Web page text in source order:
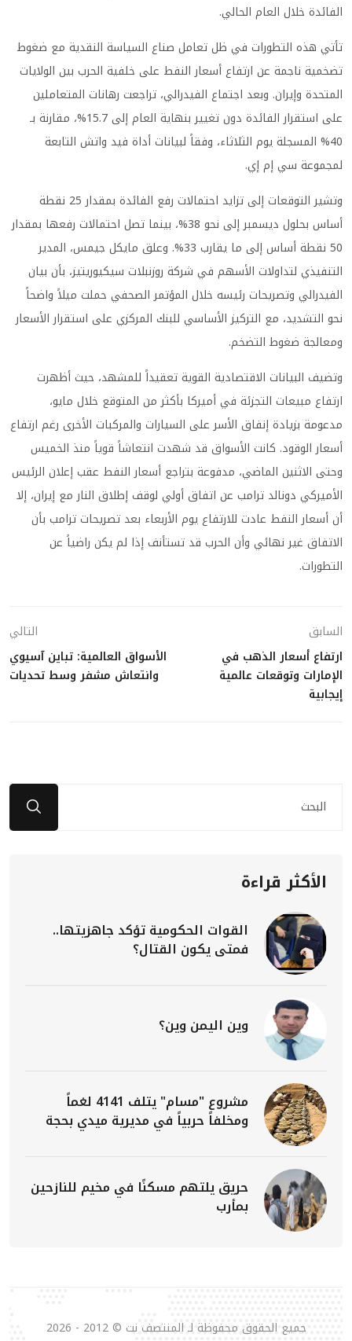
الفائدة خلال العام الحالي.
تأتي هذه التطورات في ظل تعامل صناع السياسة النقدية مع ضغوط
تضخمية ناجمة عن ارتفاع أسعار النفط على خلفية الحرب بين الولايات
المتحدة وإيران. وبعد اجتماع الفيدرالي، تراجعت رهانات المتعاملين
على استقرار الفائدة دون تغيير بنهاية العام إلى 15.7%، مقارنة بـ
40% المسجلة يوم الثلاثاء، وفقاً لبيانات أداة فيد واتش التابعة
لمجموعة سي إم إي.
وتشير التوقعات إلى تزايد احتمالات رفع الفائدة بمقدار 25 نقطة
أساس بحلول ديسمبر إلى نحو 38%، بينما تصل احتمالات رفعها بمقدار
50 نقطة أساس إلى ما يقارب 33%. وعلق مايكل جيمس، المدير
التنفيذي لتداولات الأسهم في شركة روزنبلات سيكيوريتيز، بأن بيان
الفيدرالي وتصريحات رئيسه خلال المؤتمر الصحفي حملت ميلاً واضحاً
نحو التشديد، مع التركيز الأساسي للبنك المركزي على استقرار الأسعار
ومعالجة ضغوط التضخم.
وتضيف البيانات الاقتصادية القوية تعقيداً للمشهد، حيث أظهرت
ارتفاع مبيعات التجزئة في أميركا بأكثر من المتوقع خلال مايو،
مدعومة بزيادة إنفاق الأسر على السيارات والمركبات الأخرى رغم ارتفاع
أسعار الوقود. كانت الأسواق قد شهدت انتعاشاً قوياً منذ الخميس
وحتى الاثنين الماضي، مدفوعة بتراجع أسعار النفط عقب إعلان الرئيس
الأميركي دونالد ترامب عن اتفاق أولي لوقف إطلاق النار مع إيران، إلا
أن أسعار النفط عادت للارتفاع يوم الأربعاء بعد تصريحات ترامب بأن
الاتفاق غير نهائي وأن الحرب قد تستأنف إذا لم يكن راضياً عن
التطورات.
السابق
ارتفاع أسعار الذهب في
الإمارات وتوقعات عالمية
إيجابية
التالي
الأسواق العالمية: تباين آسيوي
وانتعاش مشفر وسط تحديات
الأكثر قراءة
القوات الحكومية تؤكد جاهزيتها..
فمتى يكون القتال؟
وين اليمن وين؟
مشروع "مسام" يتلف 4141 لغماً
ومخلفاً حربياً في مديرية ميدي بحجة
حريق يلتهم مسكنًا في مخيم للنازحين
بمأرب
جميع الحقوق محفوظة لـ المنتصف نت © 2012 - 2026